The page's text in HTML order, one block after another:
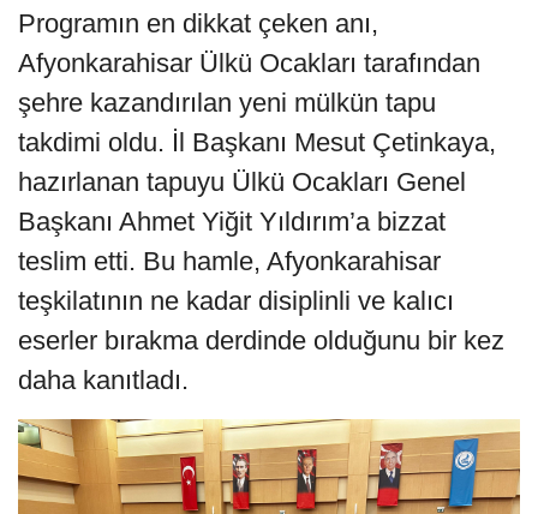
Programın en dikkat çeken anı,
Afyonkarahisar Ülkü Ocakları tarafından
şehre kazandırılan yeni mülkün tapu
takdimi oldu. İl Başkanı Mesut Çetinkaya,
hazırlanan tapuyu Ülkü Ocakları Genel
Başkanı Ahmet Yiğit Yıldırım’a bizzat
teslim etti. Bu hamle, Afyonkarahisar
teşkilatının ne kadar disiplinli ve kalıcı
eserler bırakma derdinde olduğunu bir kez
daha kanıtladı.